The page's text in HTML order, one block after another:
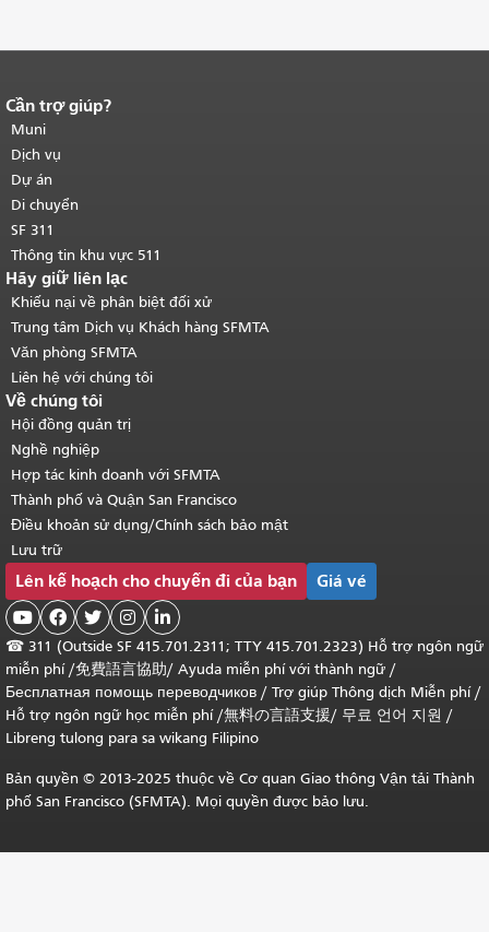
Kết thúc nội dung trang.
của trang này được lặp lại trên mọi
trang.Quay lại đầu trang nội dung
chính.
Cần trợ giúp?
Muni
Dịch vụ
Dự án
Di chuyển
SF 311
Thông tin khu vực 511
Hãy giữ liên lạc
Khiếu nại về phân biệt đối xử
Trung tâm Dịch vụ Khách hàng SFMTA
Văn phòng SFMTA
Liên hệ với chúng tôi
Về chúng tôi
Hội đồng quản trị
Nghề nghiệp
Hợp tác kinh doanh với SFMTA
Thành phố và Quận San Francisco
Điều khoản sử dụng/Chính sách bảo mật
Lưu trữ
Lên kế hoạch cho chuyến đi của bạn Giá vé
    
☎ 311 (Outside SF 415.701.2311; TTY 415.701.2323) Hỗ trợ ngôn ngữ
miễn phí /免費語言協助/ Ayuda miễn phí với thành ngữ /
Бесплатная помощь переводчиков / Trợ giúp Thông dịch Miễn phí/
Hỗ trợ ngôn ngữ học miễn phí/無料の言語支援/ 무료 언어 지원 /
Libreng tulong para sa wikang Filipino
Bản quyền © 2013-2025 thuộc về Cơ quan Giao thông Vận tải Thành
phố San Francisco (SFMTA). Mọi quyền được bảo lưu.